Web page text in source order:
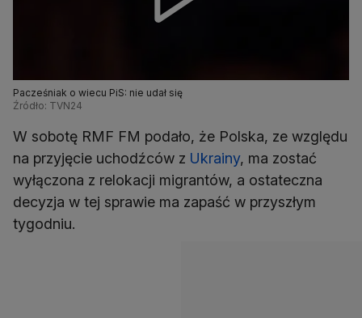
Pacześniak o wiecu PiS: nie udał się
Źródło: TVN24
W sobotę RMF FM podało, że Polska, ze względu
na przyjęcie uchodźców z Ukrainy, ma zostać
wyłączona z relokacji migrantów, a ostateczna
decyzja w tej sprawie ma zapaść w przyszłym
tygodniu.